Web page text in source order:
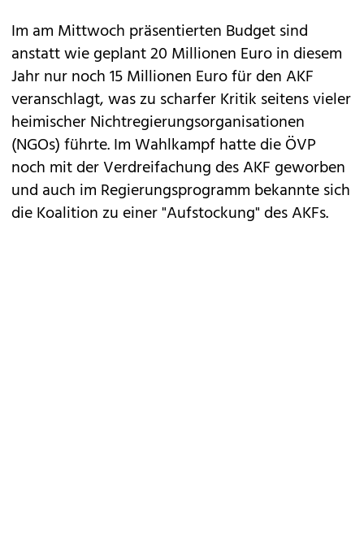
Im am Mittwoch präsentierten Budget sind
anstatt wie geplant 20 Millionen Euro in diesem
Jahr nur noch 15 Millionen Euro für den AKF
veranschlagt, was zu scharfer Kritik seitens vieler
heimischer Nichtregierungsorganisationen
(NGOs) führte. Im Wahlkampf hatte die ÖVP
noch mit der Verdreifachung des AKF geworben
und auch im Regierungsprogramm bekannte sich
die Koalition zu einer "Aufstockung" des AKFs.